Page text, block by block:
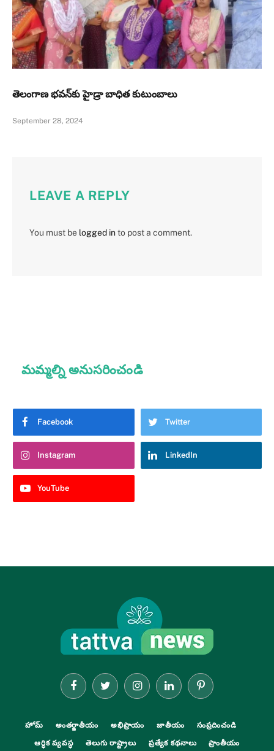
తెలంగాణ భవన్‌కు హైడ్రా బాధిత కుటుంబాలు
September 28, 2024
LEAVE A REPLY
You must be logged into post a comment.
మమ్మల్ని అనుసరించండి
Facebook Twitter
Instagram LinkedIn
YouTube
FacebookTwitter InstagramLinkedInPinterest
హోమ్ అంతర్జాతీయం అభిప్రాయం జాతీయం సంప్రదించండి
ఆర్థిక వ్యవస్థ తెలుగు రాష్ట్రాలు ప్రత్యేక కథనాలు ప్రాంతీయం